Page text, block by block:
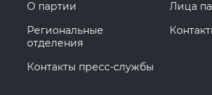
О партии
Лица
Региональные
отделения
Контакты пресс-службы